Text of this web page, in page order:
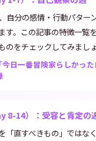
自分の感情・行動パター
す。この記事の特徴一覧
のをチェックしてみましょ
日一番冒険家らしかった
8-14）：受容と肯定の
「直すべきもの」ではな